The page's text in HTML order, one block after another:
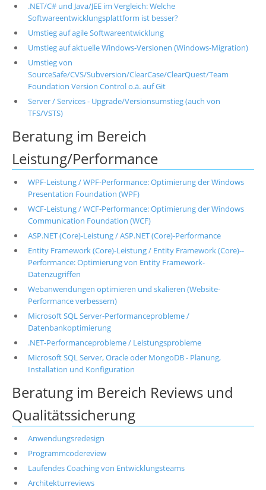
.NET/C# und Java/JEE im Vergleich: Welche
Softwareentwicklungsplattform ist besser?
Umstieg auf agile Softwareentwicklung
Umstieg auf aktuelle Windows-Versionen (Windows-Migration)
Umstieg von
SourceSafe/CVS/Subversion/ClearCase/ClearQuest/Team
Foundation Version Control o.ä. auf Git
Server / Services - Upgrade/Versionsumstieg (auch von
TFS/VSTS)
Beratung im Bereich
Leistung/Performance
WPF-Leistung / WPF-Performance: Optimierung der Windows
Presentation Foundation (WPF)
WCF-Leistung / WCF-Performance: Optimierung der Windows
Communication Foundation (WCF)
ASP.NET (Core)-Leistung / ASP.NET (Core)-Performance
Entity Framework (Core)-Leistung / Entity Framework (Core)--
Performance: Optimierung von Entity Framework-
Datenzugriffen
Webanwendungen optimieren und skalieren (Website-
Performance verbessern)
Microsoft SQL Server-Performanceprobleme /
Datenbankoptimierung
.NET-Performanceprobleme / Leistungsprobleme
Microsoft SQL Server, Oracle oder MongoDB - Planung,
Installation und Konfiguration
Beratung im Bereich Reviews und
Qualitätssicherung
Anwendungsredesign
Programmcodereview
Laufendes Coaching von Entwicklungsteams
Architekturreviews